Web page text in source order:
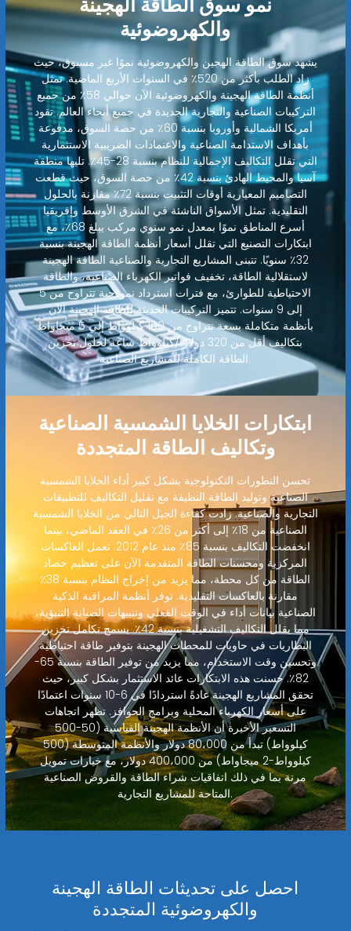
والكهروضوئية
يشهد سوق الطاقة الهجين والكهروضوئية نموًا غير مسبوق، حيث
زاد الطلب بأكثر من 520٪ في السنوات الأربع الماضية. تمثل
أنظمة الطاقة الهجينة والكهروضوئية الآن حوالي 58٪ من جميع
التركيبات الصناعية والتجارية الجديدة في جميع أنحاء العالم. تقود
أمريكا الشمالية وأوروبا بنسبة 60٪ من حصة السوق، مدفوعة
بأهداف الاستدامة الصناعية والاعتمادات الضريبية الاستثمارية
التي تقلل التكاليف الإجمالية للنظام بنسبة 28-45٪. تليها منطقة
آسيا والمحيط الهادئ بنسبة 42٪ من حصة السوق، حيث قطعت
التصاميم المعيارية أوقات التثبيت بنسبة 72٪ مقارنة بالحلول
التقليدية. تمثل الأسواق الناشئة في الشرق الأوسط وإفريقيا
أسرع المناطق نموًا بمعدل نمو سنوي مركب يبلغ 68٪، مع
ابتكارات التصنيع التي تقلل أسعار أنظمة الطاقة الهجينة بنسبة
32٪ سنويًا. تتبنى المشاريع التجارية والصناعية الطاقة الهجينة
لاستقلالية الطاقة، تخفيف فواتير الكهرباء الصناعية، والطاقة
الاحتياطية للطوارئ، مع فترات استرداد نموذجية تتراوح من 5
إلى 9 سنوات. تتميز التركيبات الحديثة للطاقة الهجينة الآن
بأنظمة متكاملة بسعة تتراوح من 100 كيلوواط إلى 5 ميجاواط
بتكاليف أقل من 320 دولارًا/كيلوواط ساعة لحلول تخزين
الطاقة الكاملة للمشاريع الصناعية.
ابتكارات الخلايا الشمسية الصناعية
وتكاليف الطاقة المتجددة
تحسن التطورات التكنولوجية بشكل كبير أداء الخلايا الشمسية
الصناعية وتوليد الطاقة النظيفة مع تقليل التكاليف للتطبيقات
التجارية والصناعية. زادت كفاءة الجيل التالي من الخلايا الشمسية
الصناعية من 18٪ إلى أكثر من 26٪ في العقد الماضي، بينما
انخفضت التكاليف بنسبة 85٪ منذ عام 2012. تعمل العاكسات
المركزية ومحسنات الطاقة المتقدمة الآن على تعظيم حصاد
الطاقة من كل محطة، مما يزيد من إخراج النظام بنسبة 38٪
مقارنة بالعاكسات التقليدية. توفر أنظمة المراقبة الذكية
الصناعية بيانات أداء في الوقت الفعلي وتنبيهات الصيانة التنبؤية،
مما يقلل التكاليف التشغيلية بنسبة 42٪. يسمح تكامل تخزين
البطاريات في حاويات للمحطات الهجينة بتوفير طاقة احتياطية
وتحسين وقت الاستخدام، مما يزيد من توفير الطاقة بنسبة 65-
82٪. حسنت هذه الابتكارات عائد الاستثمار بشكل كبير، حيث
تحقق المشاريع الهجينة عادةً استردادًا في 6-10 سنوات اعتمادًا
على أسعار الكهرباء المحلية وبرامج الحوافز. تظهر اتجاهات
التسعير الأخيرة أن الأنظمة الهجينة القياسية (50-500
كيلوواط) تبدأ من 80،000 دولار والأنظمة المتوسطة (500
كيلوواط-2 ميجاواط) من 400،000 دولار، مع خيارات تمويل
مرنة بما في ذلك اتفاقيات شراء الطاقة والقروض الصناعية
المتاحة للمشاريع التجارية.
احصل على تحديثات الطاقة الهجينة
والكهروضوئية المتجددة